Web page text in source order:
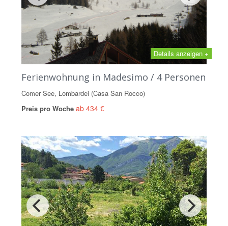
Details anzeigen +
Ferienwohnung in Madesimo / 4 Personen
Comer See, Lombardei (Casa San Rocco)
Preis pro Woche ab 434 €